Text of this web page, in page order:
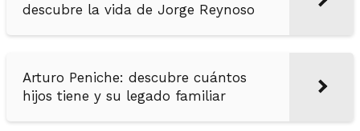
descubre la vida de Jorge Reynoso
Arturo Peniche: descubre cuántos
hijos tiene y su legado familiar